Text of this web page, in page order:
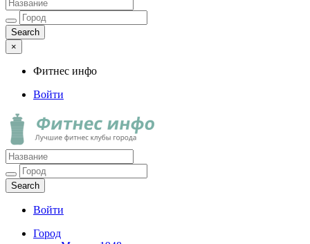
×
Фитнес инфо
Войти
Фитнес инфо
Лучшие фитнес клубы города
Войти
Город